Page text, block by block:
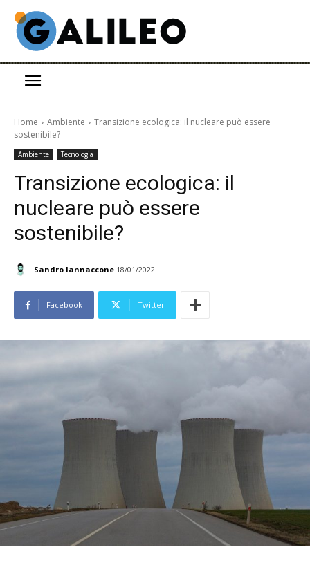
Home Ambiente
Transizione ecologica: il nucleare può essere
sostenibile?
Ambiente Tecnologia
Transizione ecologica: il
nucleare può essere
sostenibile?
Sandro Iannaccone 18/01/2022
Facebook Twitter